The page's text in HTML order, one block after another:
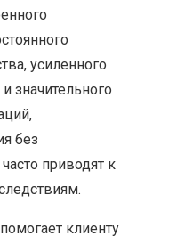
усиленного
значительного
без
приводят к
клиенту